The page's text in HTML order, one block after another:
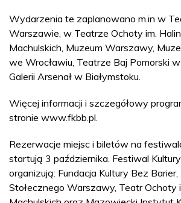
Wydarzenia te zaplanowano m.in w
Warszawie, w Teatrze Ochoty im.
Machulskich, Muzeum Warszawy,
we Wrocławiu, Teatrze Baj Pomorski
Galerii Arsenał w Białymstoku.
Więcej informacji i szczegółowy
stronie www.fkbb.pl.
Rezerwacje miejsc i biletów na
startują 3 października. Festiwal
organizują: Fundacja Kultury Bez
Stołecznego Warszawy, Teatr Ochoty